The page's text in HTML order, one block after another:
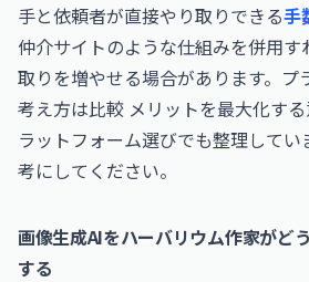
手と依頼者が直接やり取りできる手
仲介サイトのような仕組みを併用
取りを増やせる場合があります。プ
考え方は比較 メリットを最大化す
ラットフォーム選びでも整理してい
考にしてください。
画像生成AIをハーバリウム作家がど
する